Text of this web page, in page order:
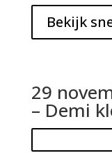
Bekijk
29
– Demi